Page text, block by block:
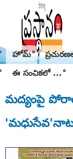
హోమ్
ఈ సంచికలో ...
మద్యంపై